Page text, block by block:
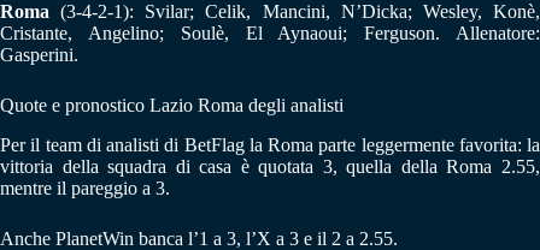
Roma (3-4-2-1): Svilar; Celik, Mancini, N’Dicka; Wesley, Konè,
Cristante, Angelino; Soulè, El Aynaoui; Ferguson. Allenatore:
Gasperini.
Quote e pronostico Lazio Roma degli analisti
Per il team di analisti di BetFlag la Roma parte leggermente favorita: la
vittoria della squadra di casa è quotata 3, quella della Roma 2.55,
mentre il pareggio a 3.
Anche PlanetWin banca l’1 a 3, l’X a 3 e il 2 a 2.55.